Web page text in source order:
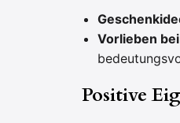
Vorlieben
Positive